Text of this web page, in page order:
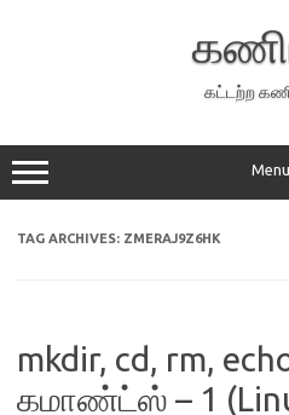
கட்டற்ற
Menu
TAG ARCHIVES: ZMERAJ9Z6HK
mkdir, cd, rm,
கமாண்ட்ஸ் – 1